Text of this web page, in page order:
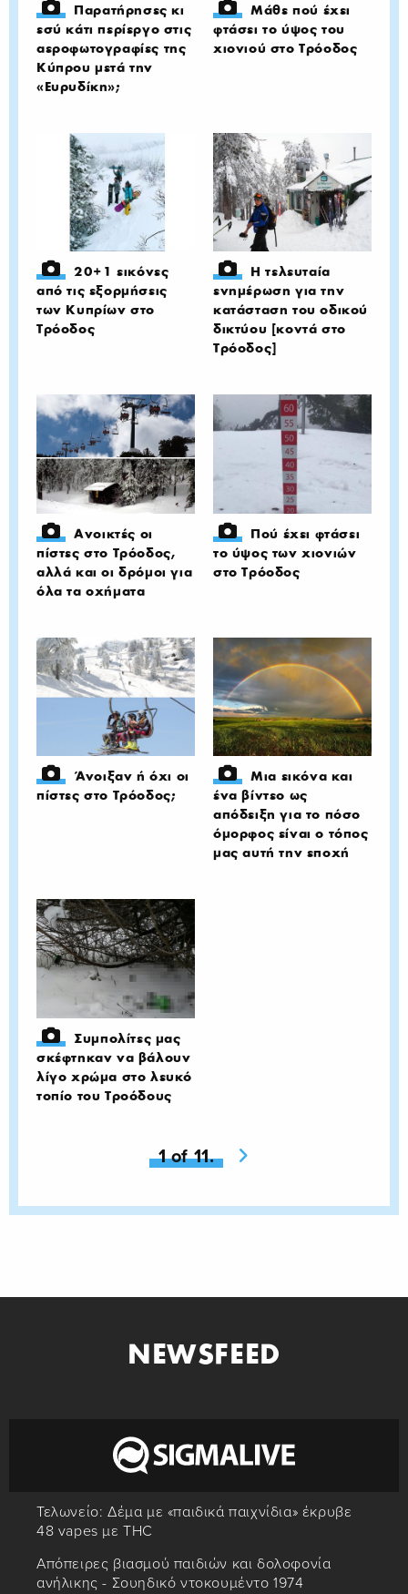
Παρατήρησες κι
εσύ κάτι περίεργο στις
αεροφωτογραφίες της
Κύπρου μετά την
«Ευρυδίκη»;
Μάθε πού έχει
φτάσει το ύψος του
χιονιού στο Τρόοδος
20+1 εικόνες
από τις εξορμήσεις
των Κυπρίων στο
Τρόοδος
Η τελευταία
ενημέρωση για την
κατάσταση του οδικού
δικτύου [κοντά στο
Τρόοδος]
Ανοικτές οι
πίστες στο Τρόοδος,
αλλά και οι δρόμοι για
όλα τα οχήματα
Πού έχει φτάσει
το ύψος των χιονιών
στο Τρόοδος
Άνοιξαν ή όχι οι
πίστες στο Τρόοδος;
Μια εικόνα και
ένα βίντεο ως
απόδειξη για το πόσο
όμορφος είναι ο τόπος
μας αυτή την εποχή
Συμπολίτες μας
σκέφτηκαν να βάλουν
λίγο χρώμα στο λευκό
τοπίο του Τροόδους
You're on page
1 of 11. Next page
NEWSFEED
Τελωνείο: Δέμα με «παιδικά παιχνίδια» έκρυβε
48 vapes με THC
Απόπειρες βιασμού παιδιών και δολοφονία
ανήλικης - Σουηδικό ντοκουμέντο 1974